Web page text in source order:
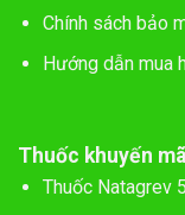
Chính sách bảo
Hướng dẫn mua
Thuốc khuyến
Thuốc Natagrev